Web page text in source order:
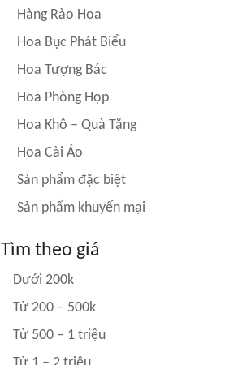
Hàng Rào Hoa
Hoa Bục Phát Biểu
Hoa Tượng Bác
Hoa Phòng Họp
Hoa Khô – Quà Tặng
Hoa Cài Áo
Sản phẩm đặc biệt
Sản phẩm khuyến mại
Tìm theo giá
Dưới 200k
Từ 200 – 500k
Từ 500 – 1 triệu